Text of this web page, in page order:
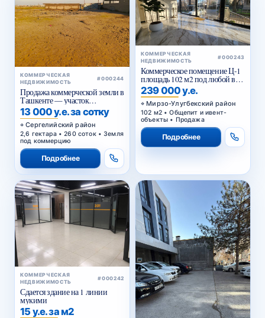
КОММЕРЧЕСКАЯ
НЕДВИЖИМОСТЬ
#000244
Продажа коммерческой земли в
Ташкенте — участок
промышленного назначения
2,6 га в Янги-Хаётском районе
13 000 у.е. за сотку
Сергелийский район
2,6 гектара • 260 соток • Земля
под коммерцию
Подробнее
КОММЕРЧЕСКАЯ
НЕДВИЖИМОСТЬ
#000243
Коммерческое помещение Ц-1
площадь 102 м2 под любой вид
коммерции 1 этаж
239 000 у.е.
Мирзо-Улугбекский район
102 м2 • Общепит и ивент-
объекты • Продажа
Подробнее
КОММЕРЧЕСКАЯ
НЕДВИЖИМОСТЬ
#000242
Сдается здание на 1 линии
мукими
15 у.е. за м2